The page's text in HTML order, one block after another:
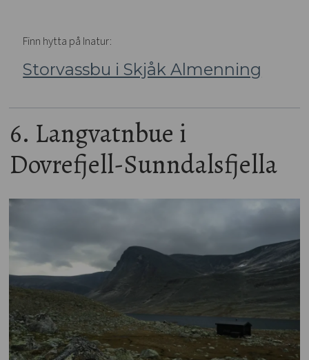
Finn hytta på Inatur:
Storvassbu i Skjåk Almenning
6. Langvatnbue i
Dovrefjell-Sunndalsfjella